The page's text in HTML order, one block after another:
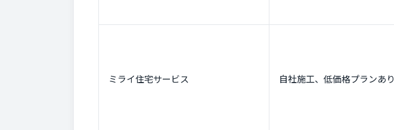
ミライ住宅サービス 自社施工、低価格プランあり